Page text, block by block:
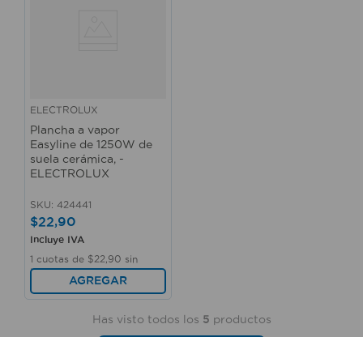
ELECTROLUX
Plancha a vapor
Easyline de 1250W de
suela cerámica, -
ELECTROLUX
SKU: 424441
$22,90
Incluye IVA
1 cuotas de $22 90 sin
interés
AGREGAR
Has visto todos los 5 productos